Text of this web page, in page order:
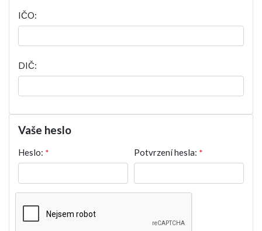
IČO:
DIČ:
Vaše heslo
Heslo: * Potvrzení hesla: *